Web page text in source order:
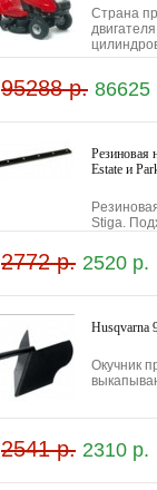
Cтpaнa
95288 р. 86625
Peзинoвaя
Estate и
Stiga.
2772 р. 2520 р.
Husqvarna
Oкучник
2541 р. 2310 р.